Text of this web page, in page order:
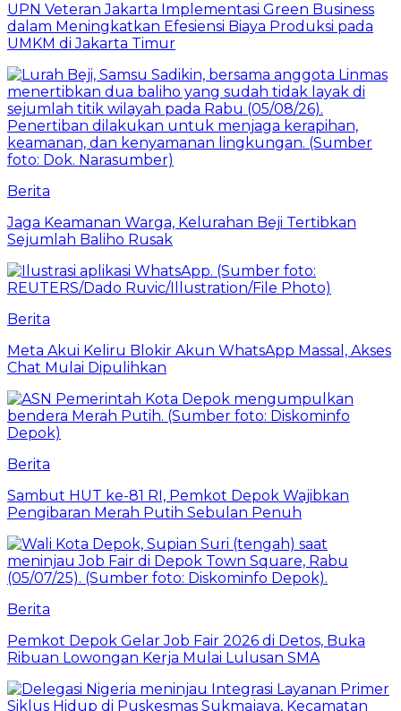
UPN Veteran Jakarta Implementasi Green Business
dalam Meningkatkan Efesiensi Biaya Produksi pada
UMKM di Jakarta Timur
Berita
Jaga Keamanan Warga, Kelurahan Beji Tertibkan
Sejumlah Baliho Rusak
Berita
Meta Akui Keliru Blokir Akun WhatsApp Massal, Akses
Chat Mulai Dipulihkan
Berita
Sambut HUT ke-81 RI, Pemkot Depok Wajibkan
Pengibaran Merah Putih Sebulan Penuh
Berita
Pemkot Depok Gelar Job Fair 2026 di Detos, Buka
Ribuan Lowongan Kerja Mulai Lulusan SMA